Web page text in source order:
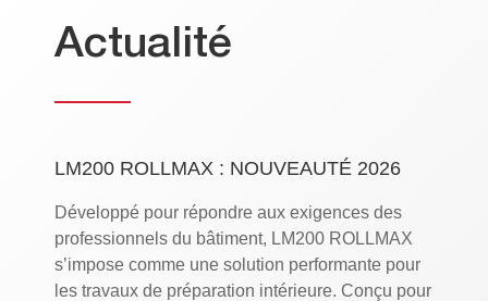
Actualité
LM200 ROLLMAX : NOUVEAUTÉ 2026
Développé pour répondre aux exigences des
professionnels du bâtiment, LM200 ROLLMAX
s’impose comme une solution performante pour
les travaux de préparation intérieure. Conçu pour